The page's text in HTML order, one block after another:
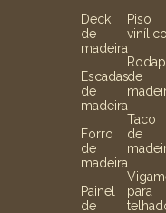
Deck
de
madeira
Escadas
de
madeira
Forro
de
madeira
Painel
de
Piso
vinílico
de
Taco
de
para